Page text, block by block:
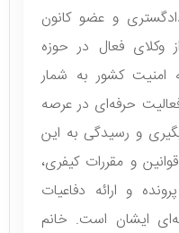
و عضو کانون
وکلای فعال در حوزه
امنیت کشور به شمار
سال سابقه فعالیت حرفه‌ای در عرصه
و رسیدگی به این
و مقررات کیفری،
و ارائه دفاعیات
ایشان است. خانم